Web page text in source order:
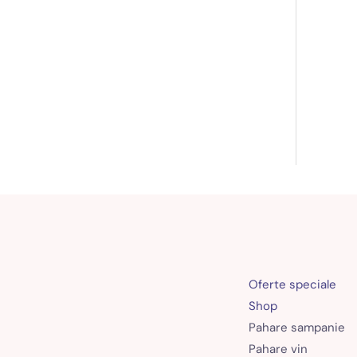
Oferte speciale
Shop
Pahare sampanie
Pahare vin